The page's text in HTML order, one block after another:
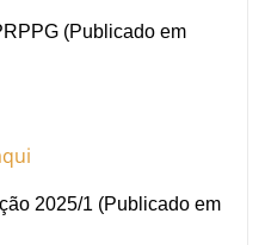
(Publicado em
2025/1 (Publicado em